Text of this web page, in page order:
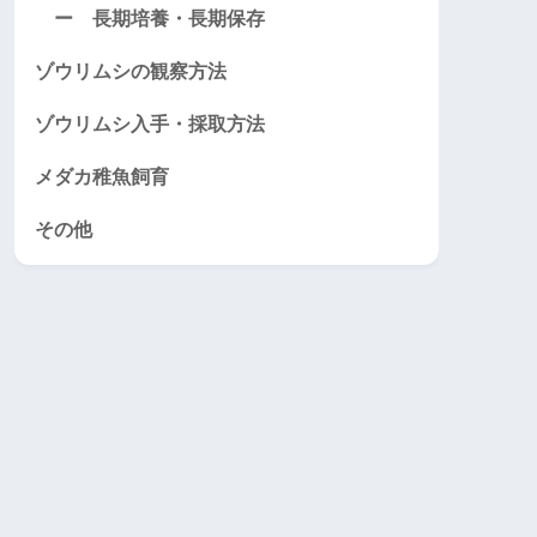
ー 長期培養・長期保存
ゾウリムシの観察方法
ゾウリムシ入手・採取方法
メダカ稚魚飼育
その他